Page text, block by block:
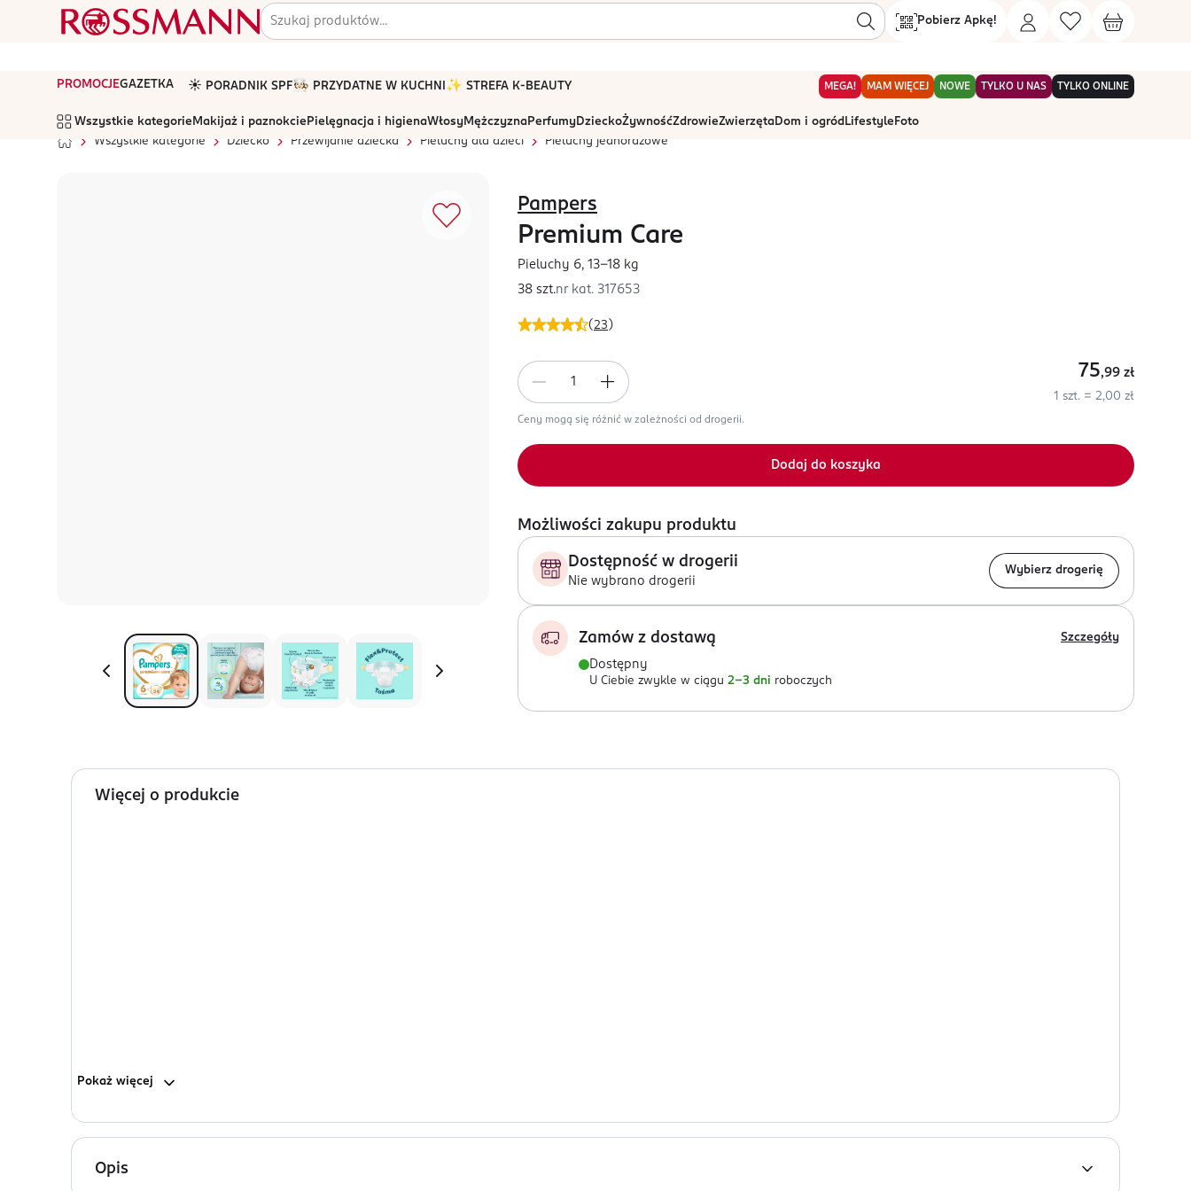
Pobierz Apkę!
PROMOCJEGAZETKA ☀️ PORADNIK SPF🧑🏻‍🍳 PRZYDATNE W KUCHNI ✨ STREFA K-BEAUTY MEGA! MAM WIĘCEJ NOWE TYLKO U NAS TYLKO ONLINE
Wszystkie kategorie Makijaż i paznokcie Pielęgnacja i higienaWłosyMężczyznaPerfumyDzieckoŻywnośćZdrowieZwierzętaDom i ogród Lifestyle Foto
Wszystkie kategorie
Dziecko Przewijanie dziecka Pieluchy dla dzieci Pieluchy jednorazowe
(23 )
Pampers
Premium Care
Pieluchy 6, 13-18 kg
38 szt.nr kat. 317653
75,99 zł
1 szt. = 2,00 zł
Ceny mogą się różnić w zależności od drogerii.
Dodaj do koszyka
Możliwości zakupu produktu
Dostępność w drogerii
Nie wybrano drogerii
Wybierz drogerię
Zamów z dostawą Szczegóły
Dostępny
U Ciebie zwykle w ciągu 2-3 dni roboczych
Więcej o produkcie
Pokaż więcej
Opis